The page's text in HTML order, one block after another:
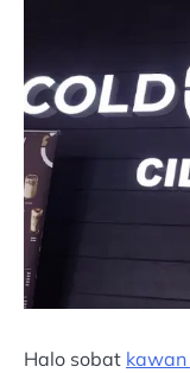
Halo sobat kawan